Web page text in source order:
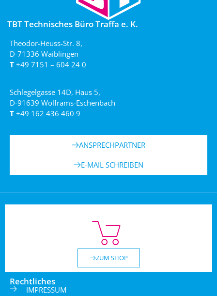
TBT Technisches Büro Traffa e. K.
Theodor-Heuss-Str. 8,
D-71336 Waiblingen
T +49 7151 – 604 24 0
Schlegelgasse 14D, Haus 5,
D-91639 Wolframs-Eschenbach
T +49 162 436 460 9
ANSPRECHPARTNER
E-MAIL SCHREIBEN
ZUM SHOP
Rechtliches
IMPRESSUM